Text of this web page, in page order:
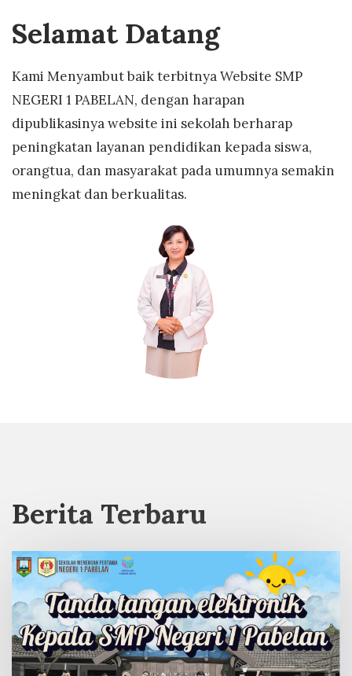
Selamat Datang
Kami Menyambut baik terbitnya Website SMP
NEGERI 1 PABELAN, dengan harapan
dipublikasinya website ini sekolah berharap
peningkatan layanan pendidikan kepada siswa,
orangtua, dan masyarakat pada umumnya semakin
meningkat dan berkualitas.
Berita Terbaru